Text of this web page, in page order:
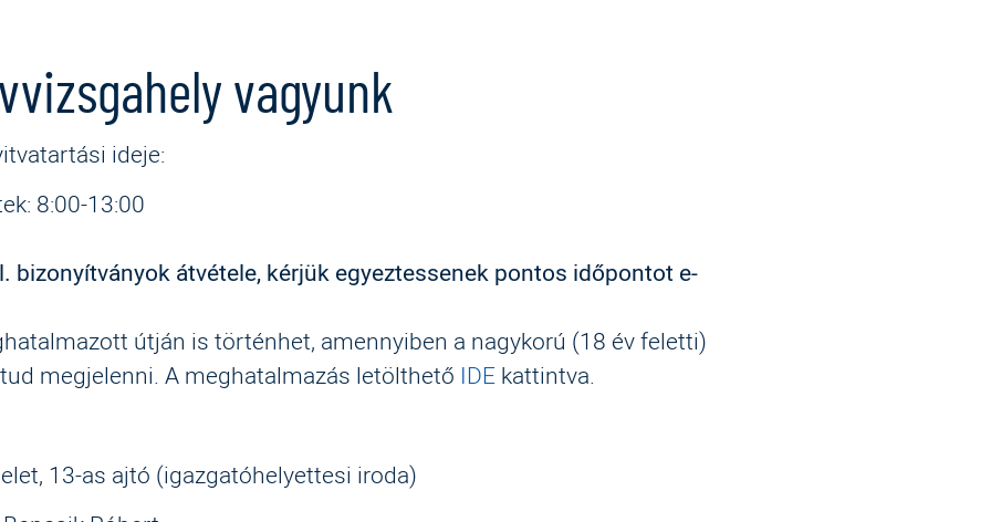
vagyunk
ideje:
8:00-13:00
bizonyítványok átvétele, kérjük egyeztessenek pontos időpontot e-
útján is történhet, amennyiben a nagykorú (18 év feletti)
megjelenni. A meghatalmazás letölthető IDE kattintva.
13-as ajtó (igazgatóhelyettesi iroda)